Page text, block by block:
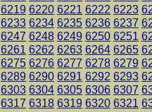
6219 6220 6221 6222 6223
6233 6234 6235 6236 6237
6247 6248 6249 6250 6251
6261 6262 6263 6264 6265
6275 6276 6277 6278 6279
6289 6290 6291 6292 6293
6303 6304 6305 6306 6307
6317 6318 6319 6320 6321